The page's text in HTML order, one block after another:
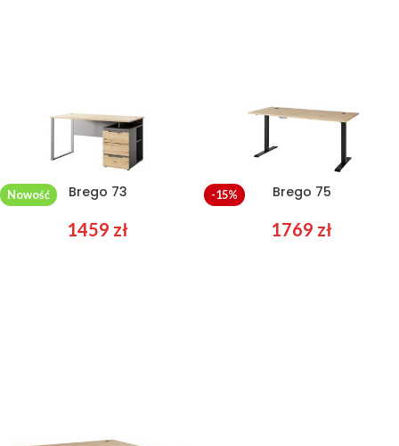
Brego 73
1459 zł
Brego 75
1769 zł
Nowość -15%